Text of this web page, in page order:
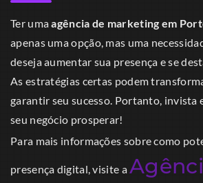
Ter umaagência de marketing em
apenas uma opção, mas uma
deseja aumentar sua presença e se
As estratégias certas podem
garantir seu sucesso. Portanto, invista
seu negócio prosperar!
Para mais informações sobre como
presença digital, visite a